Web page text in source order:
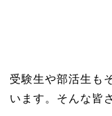
受験生や部活生も
います。そんな皆